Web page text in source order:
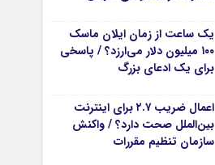
یک ساعت از زمان ایلان ماسک
۱۰۰ میلیون دلار می‌ارزد؟ / پاسخی
برای یک ادعای بزرگ
اعمال ضریب ۲.۷ برای اینترنت
بین‌الملل صحت دارد؟ / واکنش
سازمان تنظیم مقررات